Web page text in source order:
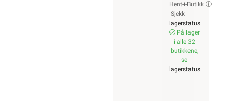
Hent-i-Butikk
Sjekk
lagerstatus
På lager
i alle 32
butikkene,
se
lagerstatus